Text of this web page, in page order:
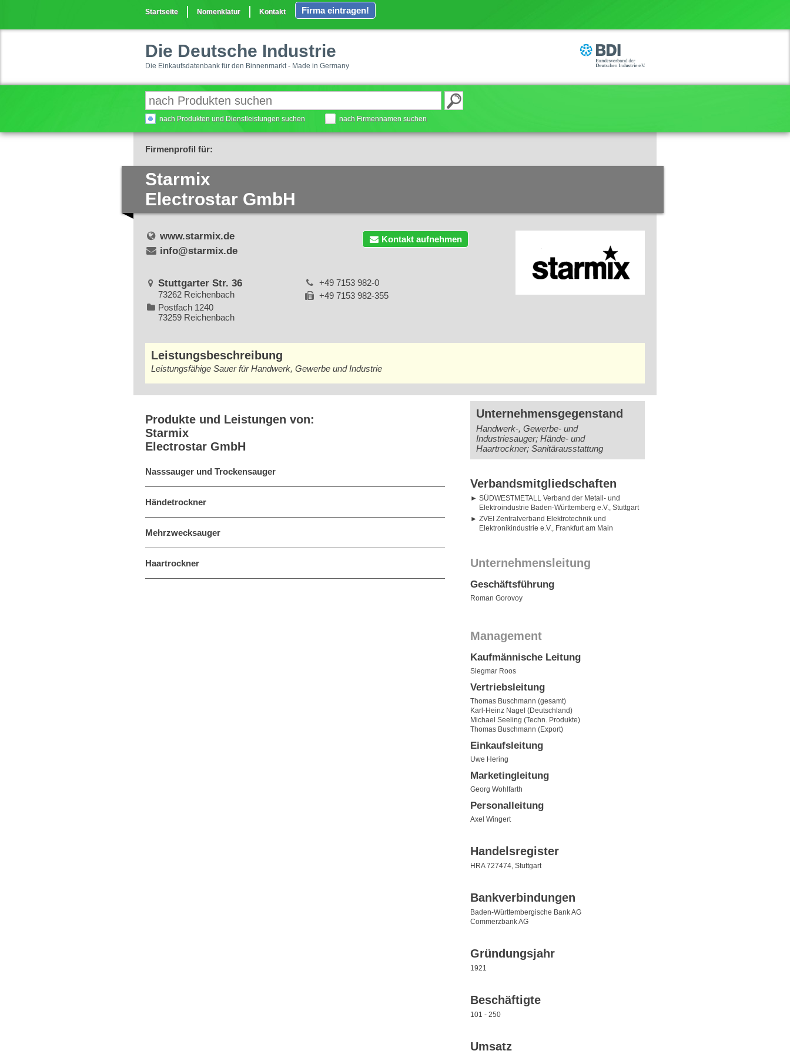
Startseite Nomenklatur Kontakt Firma eintragen!
Die Deutsche Industrie
Die Einkaufsdatenbank für den Binnenmarkt - Made in Germany
nach Produkten und Dienstleistungen suchen nach Firmennamen suchen
Firmenprofil für:
Starmix
Electrostar GmbH
Kontakt aufnehmen
www.starmix.de
info@starmix.de
Stuttgarter Str. 36
73262 Reichenbach
Postfach 1240
73259 Reichenbach
+49 7153 982-0
+49 7153 982-355
Leistungsbeschreibung
Leistungsfähige Sauer für Handwerk, Gewerbe und Industrie
Produkte und Leistungen von:
Starmix
Electrostar GmbH
Nasssauger und Trockensauger
Händetrockner
Mehrzwecksauger
Haartrockner
Unternehmensgegenstand
Handwerk-, Gewerbe- und
Industriesauger; Hände- und
Haartrockner; Sanitärausstattung
Verbandsmitgliedschaften
SÜDWESTMETALL Verband der Metall- und
Elektroindustrie Baden-Württemberg e.V., Stuttgart
ZVEI Zentralverband Elektrotechnik und
Elektronikindustrie e.V., Frankfurt am Main
Unternehmensleitung
Geschäftsführung
Roman Gorovoy
Management
Kaufmännische Leitung
Siegmar Roos
Vertriebsleitung
Thomas Buschmann (gesamt)
Karl-Heinz Nagel (Deutschland)
Michael Seeling (Techn. Produkte)
Thomas Buschmann (Export)
Einkaufsleitung
Uwe Hering
Marketingleitung
Georg Wohlfarth
Personalleitung
Axel Wingert
Handelsregister
HRA 727474, Stuttgart
Bankverbindungen
Baden-Württembergische Bank AG
Commerzbank AG
Gründungsjahr
1921
Beschäftigte
101 - 250
Umsatz